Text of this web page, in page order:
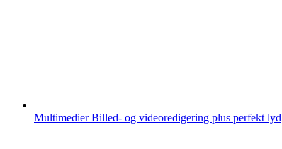
MultimedierBilled- og videoredigering plus perfekt lyd